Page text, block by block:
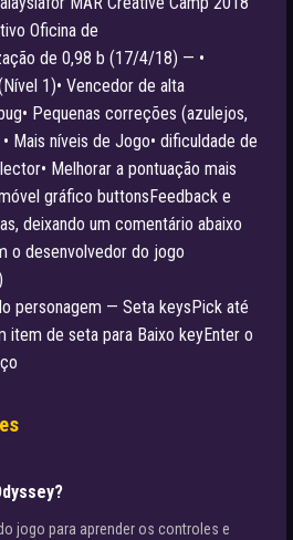
Oficina de
de 0,98 b (17/4/18) — •
1)• Vencedor de alta
Pequenas correções (azulejos,
Mais níveis de Jogo• dificuldade de
Melhorar a pontuação mais
gráfico buttonsFeedback e
deixando um comentário abaixo
o desenvolvedor do jogo
personagem — Seta keysPick até
item de seta para Baixo keyEnter o
jogo para aprender os controles e